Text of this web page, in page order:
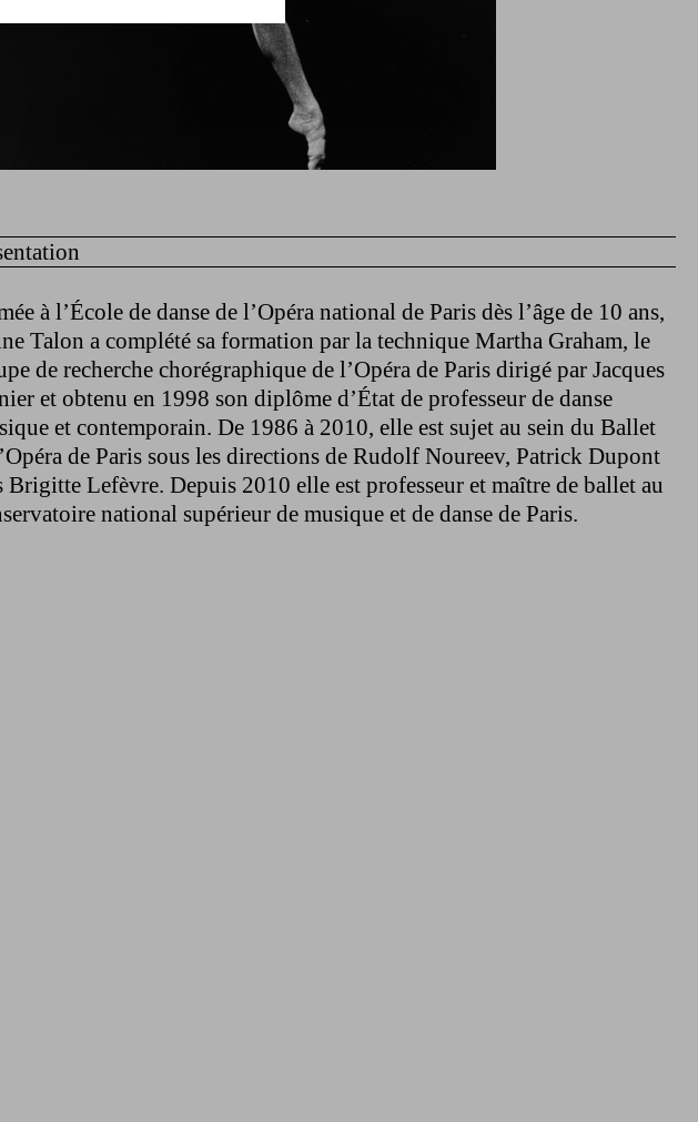
à l’École de danse de l’Opéra national de Paris dès l’âge de 10 ans,
Talon a complété sa formation par la technique Martha Graham, le
de recherche chorégraphique de l’Opéra de Paris dirigé par Jacques
et obtenu en 1998 son diplôme d’État de professeur de danse
et contemporain. De 1986 à 2010, elle est sujet au sein du Ballet
de Paris sous les directions de Rudolf Noureev, Patrick Dupont
Brigitte Lefèvre. Depuis 2010 elle est professeur et maître de ballet au
national supérieur de musique et de danse de Paris.